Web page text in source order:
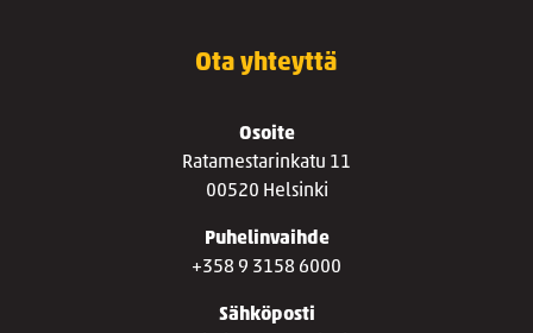
Ota yhteyttä
Osoite
Ratamestarinkatu 11
00520 Helsinki
Puhelinvaihde
+358 9 3158 6000
Sähköposti